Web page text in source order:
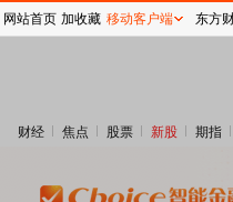
财经 焦点 股票 新股 期指
网站首页 加收藏 移动客户端 东方